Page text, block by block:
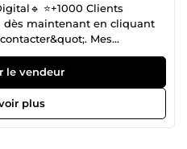
⭐+1000 Clients
dès maintenant en cliquant
Mes
ads et Google ads)
✅ Emailing ✅ Funnel
à jour sur les
marketing, ce qui me
et efficace. MES 5
le vendeur
plus